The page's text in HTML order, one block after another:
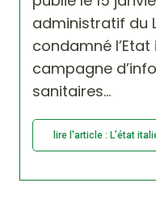
administratif du
condamné
campagne
sanitaires...
lire l'article : L’état